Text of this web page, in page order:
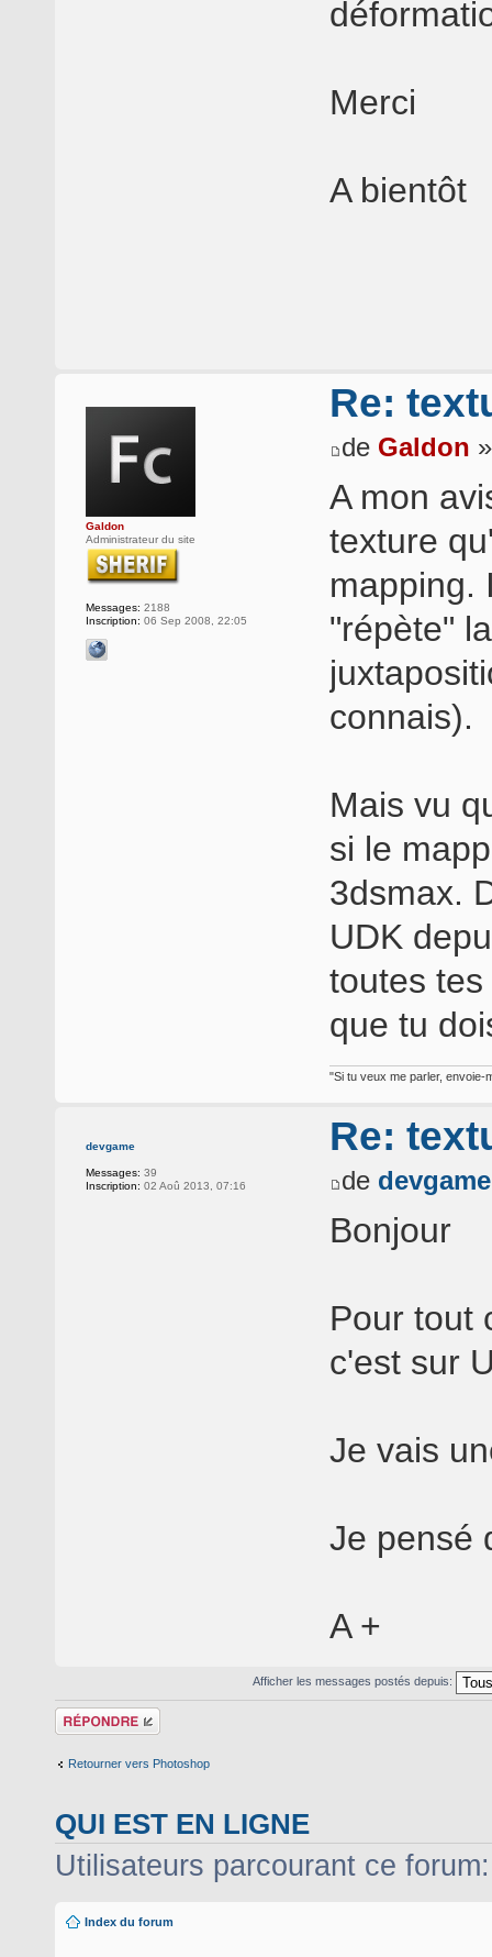
Merci
A bientôt
Galdon
Administrateur du site
Messages: 2188
Inscription: 06 Sep 2008, 22:05
Re:
de Galdon
A mon
texture
mapping.
"répète"
connais).
Mais vu
si le
3dsmax.
UDK
toutes
que tu
"Si tu veux me parler, envoie-
devgame
Messages: 39
Inscription: 02 Aoû 2013, 07:16
Re:
de devgame
Bonjour
Pour tout
c'est sur
Je vais
Je pensé
A +
Afficher les messages postés depuis:
Répondre
Retourner vers Photoshop
QUI EST EN LIGNE
Utilisateurs parcourant ce
Index du forum